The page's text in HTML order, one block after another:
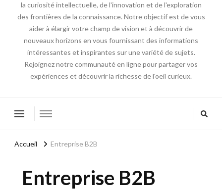
la curiosité intellectuelle, de l'innovation et de l'exploration
des frontières de la connaissance. Notre objectif est de vous
aider à élargir votre champ de vision et à découvrir de
nouveaux horizons en vous fournissant des informations
intéressantes et inspirantes sur une variété de sujets.
Rejoignez notre communauté en ligne pour partager vos
expériences et découvrir la richesse de l'oeil curieux.
Accueil Entreprise B2B
Entreprise B2B